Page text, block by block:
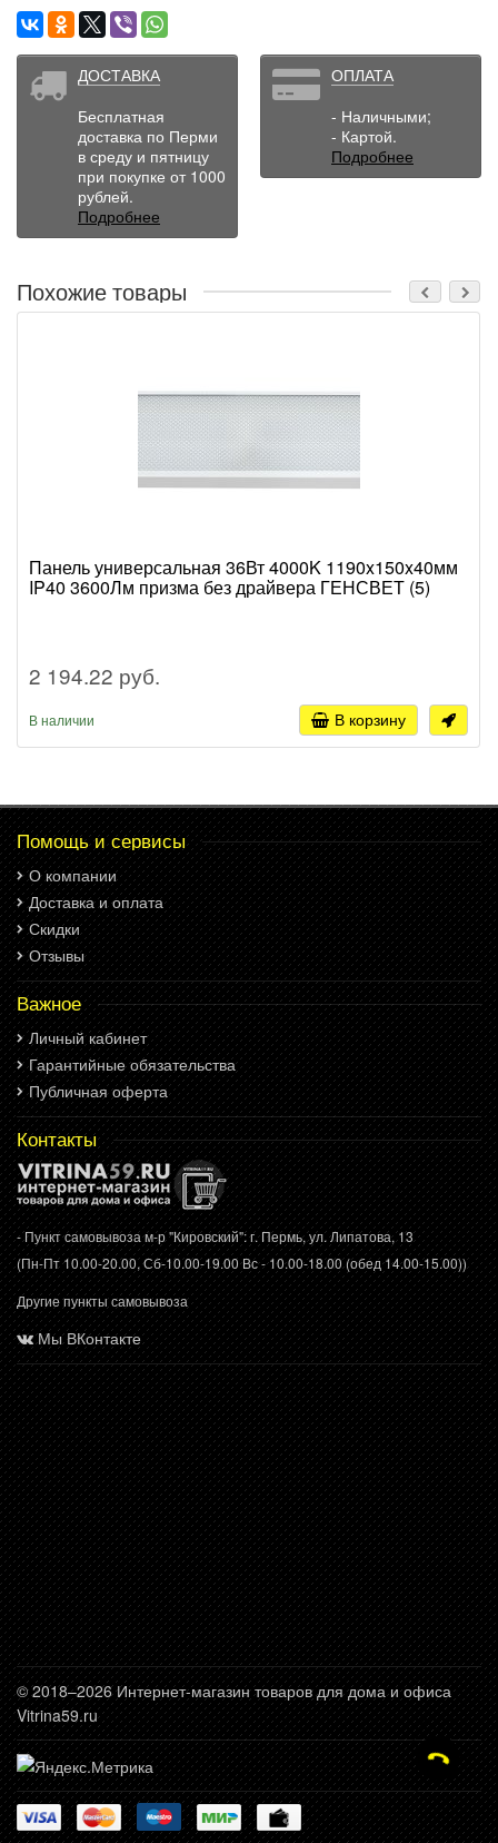
ДОСТАВКА
Бесплатная
доставка по Перми
в среду и пятницу
при покупке от 1000
рублей.
Подробнее
ОПЛАТА
- Наличными;
- Картой.
Подробнее
Похожие товары
Панель универсальная 36Вт 4000K 1190x150x40мм
IP40 3600Лм призма без драйвера ГЕНСВЕТ (5)
2 194.22 руб.
В наличии В корзину
Помощь и сервисы
О компании
Доставка и оплата
Скидки
Отзывы
Важное
Личный кабинет
Гарантийные обязательства
Публичная оферта
Контакты
- Пункт самовывоза м-р "Кировский": г. Пермь, ул. Липатова, 13
(Пн-Пт 10.00-20.00, Сб-10.00-19.00 Вс - 10.00-18.00 (обед 14.00-15.00))
Другие пункты самовывоза
Мы ВКонтакте
© 2018–2026 Интернет-магазин товаров для дома и офиса
Vitrina59.ru